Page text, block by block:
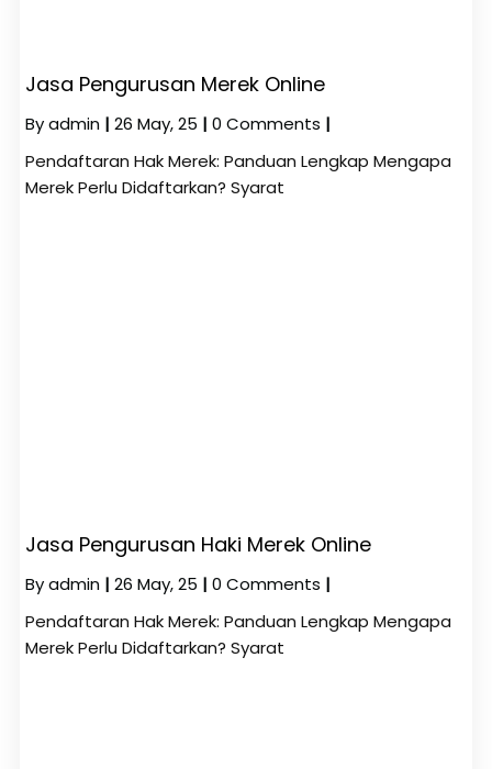
Jasa Pengurusan Merek Online
Byadmin | 26 May, 25 | 0 Comments |
Pendaftaran Hak Merek: Panduan Lengkap Mengapa
Merek Perlu Didaftarkan? Syarat
Jasa Pengurusan Haki Merek Online
Byadmin | 26 May, 25 | 0 Comments |
Pendaftaran Hak Merek: Panduan Lengkap Mengapa
Merek Perlu Didaftarkan? Syarat